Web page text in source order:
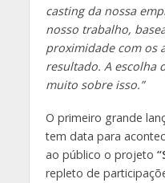
casting da nossa
nosso trabalho,
proximidade com os
resultado. A escolha
muito sobre isso.”
O primeiro grande
tem data para
ao público o projeto
repleto de